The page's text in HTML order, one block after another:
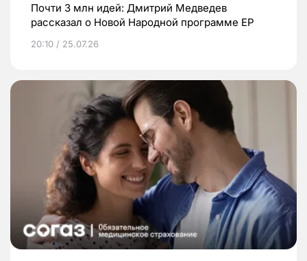
Почти 3 млн идей: Дмитрий Медведев
рассказал о Новой Народной программе ЕР
20:10 / 25.07.26